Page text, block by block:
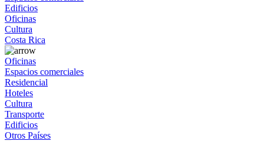
Edificios
Oficinas
Cultura
Costa Rica
Oficinas
Espacios comerciales
Residencial
Hoteles
Cultura
Transporte
Edificios
Otros Países